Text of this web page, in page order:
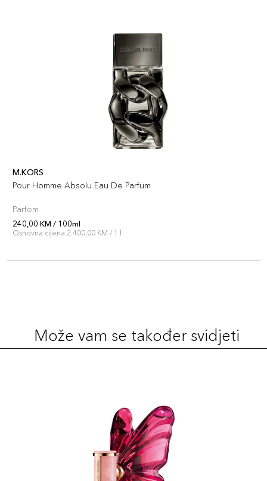
M.KORS
Pour Homme Absolu Eau De Parfum
Parfem
240,00 KM / 100ml
Osnovna cijena 2.400,00 KM / 1 l
Može vam se također svidjeti